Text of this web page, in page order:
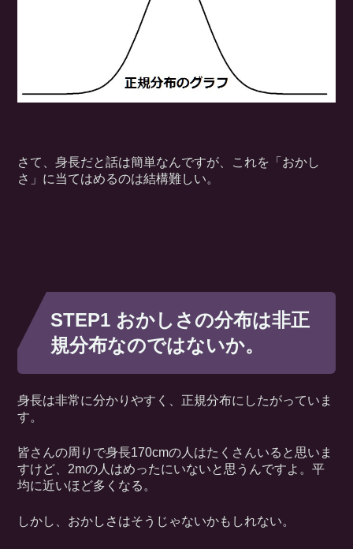
さて、身長だと話は簡単なんですが、これを「おかし
さ」に当てはめるのは結構難しい。
STEP1 おかしさの分布は非正
規分布なのではないか。
身長は非常に分かりやすく、正規分布にしたがっていま
す。
皆さんの周りで身長170cmの人はたくさんいると思いま
すけど、2mの人はめったにいないと思うんですよ。平
均に近いほど多くなる。
しかし、おかしさはそうじゃないかもしれない。